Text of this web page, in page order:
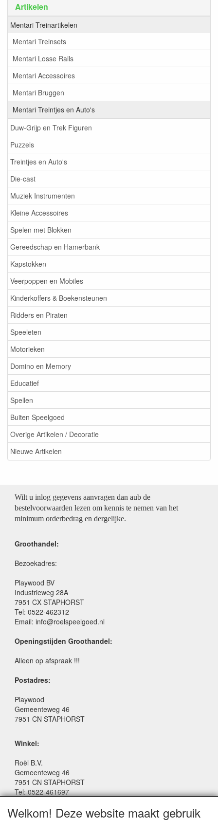
Artikelen
Mentari Treinartikelen
Mentari Treinsets
Mentari Losse Rails
Mentari Accessoires
Mentari Bruggen
Mentari Treintjes en Auto's
Duw-Grijp en Trek Figuren
Puzzels
Treintjes en Auto's
Die-cast
Muziek Instrumenten
Kleine Accessoires
Spelen met Blokken
Gereedschap en Hamerbank
Kapstokken
Veerpoppen en Mobiles
Kinderkoffers & Boekensteunen
Ridders en Piraten
Speeleten
Motorieken
Domino en Memory
Educatief
Spellen
Buiten Speelgoed
Overige Artikelen / Decoratie
Nieuwe Artikelen
Wilt u inlog gegevens aanvragen dan aub de
bestelvoorwaarden lezen om kennis te nemen van het
minimum orderbedrag en dergelijke.
Groothandel:
Bezoekadres:
Playwood BV
Industrieweg 28A
7951 CX STAPHORST
Tel: 0522-462312
Email: info@roelspeelgoed.nl
Openingstijden Groothandel:
Alleen op afspraak !!!
Postadres:
Playwood
Gemeenteweg 46
7951 CN STAPHORST
Winkel:
Roël B.V.
Gemeenteweg 46
7951 CN STAPHORST
Tel: 0522-461697
Facebook: www.facebook.com/roelspeelgoed
Welkom! Deze website maakt gebruik